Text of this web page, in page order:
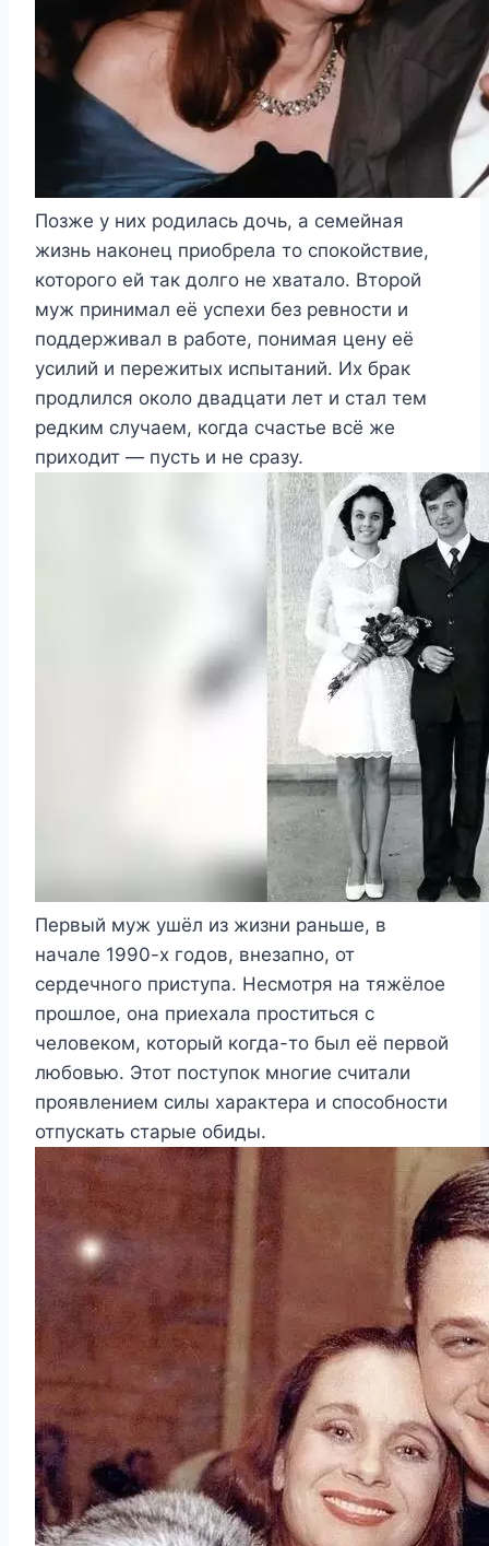
Позже у них родилась дочь, а семейная
жизнь наконец приобрела то спокойствие,
которого ей так долго не хватало. Второй
муж принимал её успехи без ревности и
поддерживал в работе, понимая цену её
усилий и пережитых испытаний. Их брак
продлился около двадцати лет и стал тем
редким случаем, когда счастье всё же
приходит — пусть и не сразу.
Первый муж ушёл из жизни раньше, в
начале 1990-х годов, внезапно, от
сердечного приступа. Несмотря на тяжёлое
прошлое, она приехала проститься с
человеком, который когда-то был её первой
любовью. Этот поступок многие считали
проявлением силы характера и способности
отпускать старые обиды.